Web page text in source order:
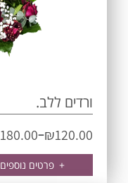
ורדים ללב.
₪120.00
–
180.00
+ פרטים נוספים